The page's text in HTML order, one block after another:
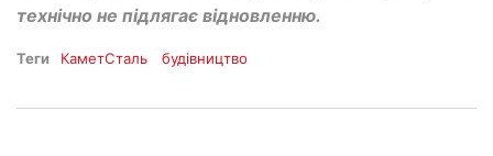
технічно не підлягає відновленню.
Теги КаметСталь будівництво